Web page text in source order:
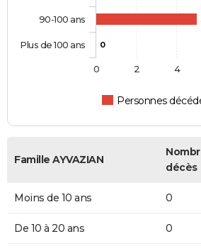
0
Personnes
90-100 ans
Plus de 100 ans
0 2 4
Famille AYVAZIAN
décès
Moins de 10 ans 0
De 10 à 20 ans 0